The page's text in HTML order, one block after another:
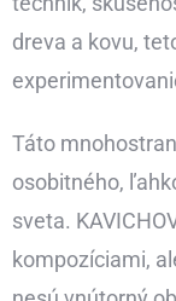
dreva a kovu,
Táto
osobitného,
sveta.
kompozíciami,